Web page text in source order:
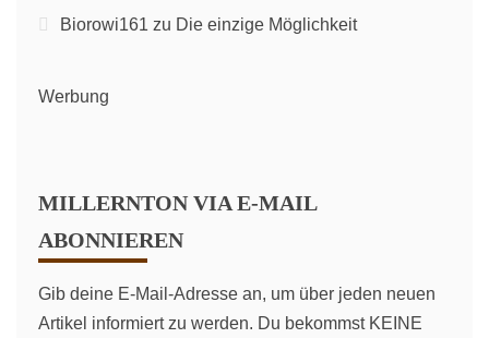
Biorowi161 zu Die einzige Möglichkeit
Werbung
MILLERNTON VIA E-MAIL
ABONNIEREN
Gib deine E-Mail-Adresse an, um über jeden neuen
Artikel informiert zu werden. Du bekommst KEINE